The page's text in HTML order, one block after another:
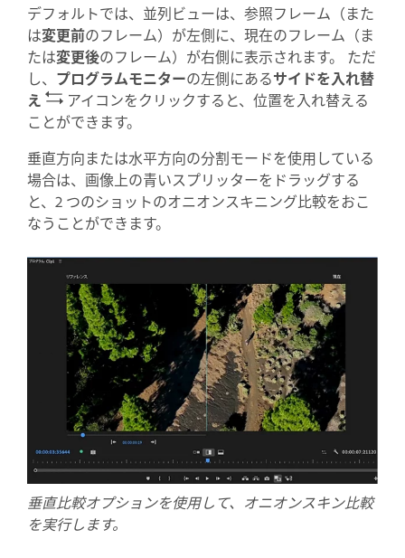
デフォルトでは、並列ビューは、参照フレーム（また
は変更前のフレーム）が左側に、現在のフレーム（ま
たは変更後のフレーム）が右側に表示されます。 ただ
し、 プログラムモニターの左側にあるサイドを入れ替
え
アイコンをクリックすると、位置を入れ替える
ことができます。
垂直方向または水平方向の分割モードを使用している
場合は、画像上の青いスプリッターをドラッグする
と、2 つのショットのオニオンスキニング比較をおこ
なうことができます。
垂直比較オプションを使用して、オニオンスキン比較
を実行します。